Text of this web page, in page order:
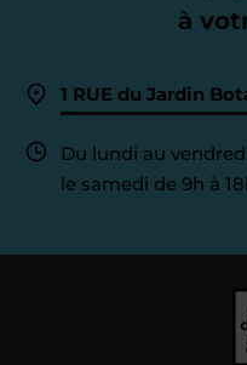
à
1 RUE du Jardin
Du lundi au
le samedi de 9h à